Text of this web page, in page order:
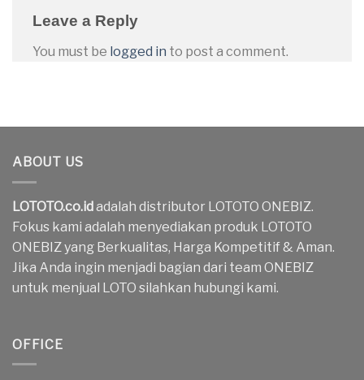
Leave a Reply
You must be logged in to post a comment.
ABOUT US
LOTOTO.co.idadalah distributor LOTOTO ONEBIZ.
Fokus kami adalah menyediakan produk LOTOTO
ONEBIZ yang Berkualitas, Harga Kompetitif & Aman.
Jika Anda ingin menjadi bagian dari team ONEBIZ
untuk menjual LOTO silahkan hubungi kami.
OFFICE